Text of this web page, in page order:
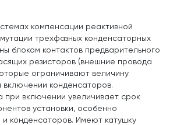
компенсации реактивной
трехфазных конденсаторных
блоком контактов предварительного
резисторов (внешние провода
ограничивают величину
включении конденсаторов.
при включении увеличивает срок
установки, особенно
конденсаторов. Имеют катушку